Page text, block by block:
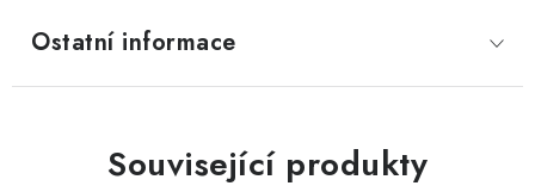
Ostatní informace
Související produkty